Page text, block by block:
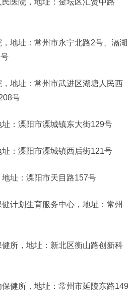
医院，地址：金坛区汇贤中路
地址：常州市永宁北路2号、滆湖
地址：常州市武进区湖塘人民西
号
：溧阳市溧城镇东大街129号
：溧阳市溧城镇西后街121号
址：溧阳市天目路157号
计划生育服务中心，地址：常州
所，地址：新北区衡山路创新科
健所，地址：常州市延陵东路149